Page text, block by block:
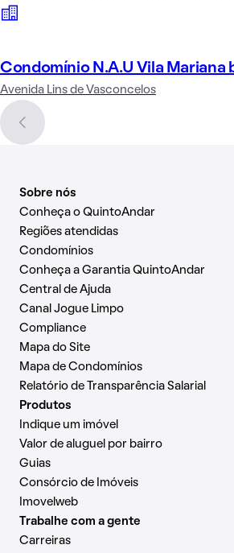
Condomínio N.A.U Vila Mariana
Avenida Lins de Vasconcelos
Sobre nós
Conheça o QuintoAndar
Regiões atendidas
Condomínios
Conheça a Garantia QuintoAndar
Central de Ajuda
Canal Jogue Limpo
Compliance
Mapa do Site
Mapa de Condomínios
Relatório de Transparência Salarial
Produtos
Indique um imóvel
Valor de aluguel por bairro
Guias
Consórcio de Imóveis
Imovelweb
Trabalhe com a gente
Carreiras